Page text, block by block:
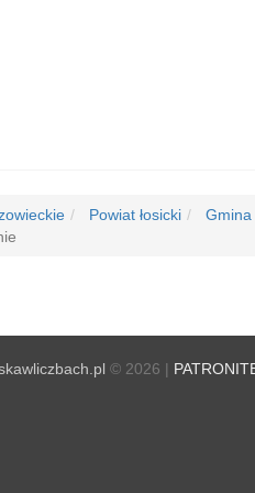
Powiat łosicki
Gmina
© 2026 |